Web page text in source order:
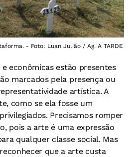
- Foto: Luan Julião / Ag. A TARDE
e econômicas estão presentes
marcados pela presença ou
artística. A
como se ela fosse um
Precisamos romper
pois a arte é uma expressão
qualquer classe social. Mas
que a arte custa